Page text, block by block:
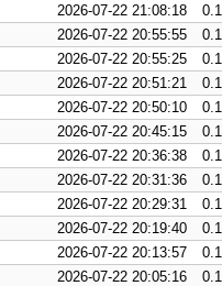
2026-07-22 21:08:18 0.1
2026-07-22 20:55:55 0.1
2026-07-22 20:55:25 0.1
2026-07-22 20:51:21 0.1
2026-07-22 20:50:10 0.1
2026-07-22 20:45:15 0.1
2026-07-22 20:36:38 0.1
2026-07-22 20:31:36 0.1
2026-07-22 20:29:31 0.1
2026-07-22 20:19:40 0.1
2026-07-22 20:13:57 0.1
2026-07-22 20:05:16 0.1